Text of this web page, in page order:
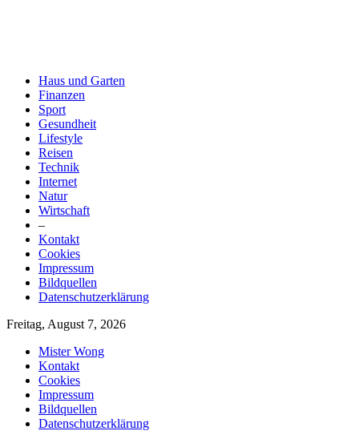
Haus und Garten
Finanzen
Sport
Gesundheit
Lifestyle
Reisen
Technik
Internet
Natur
Wirtschaft
–
Kontakt
Cookies
Impressum
Bildquellen
Datenschutzerklärung
Freitag, August 7, 2026
Mister Wong
Kontakt
Cookies
Impressum
Bildquellen
Datenschutzerklärung